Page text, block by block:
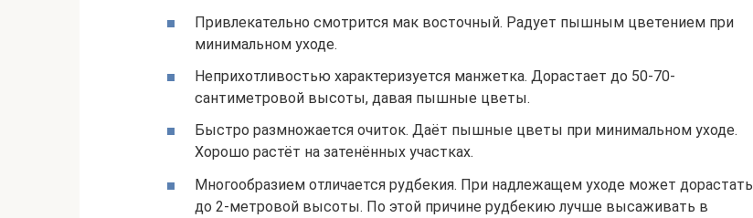
Привлекательно смотрится мак восточный. Радует пышным цветением при
минимальном уходе.
Неприхотливостью характеризуется манжетка. Дорастает до 50-70-
сантиметровой высоты, давая пышные цветы.
Быстро размножается очиток. Даёт пышные цветы при минимальном уходе.
Хорошо растёт на затенённых участках.
Многообразием отличается рудбекия. При надлежащем уходе может дорастать
до 2-метровой высоты. По этой причине рудбекию лучше высаживать в